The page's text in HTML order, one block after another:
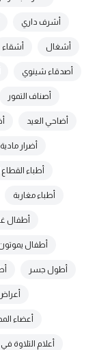
أشرف داري
أشغال أشقاء
أصدقاء شينوي
أصناف التمور
أضاحي العيد
أضرار مادية
أطباء القطاع
أطباء مغاربة
أطفال
أطفال
أطول جسر
أعضاء
أعلام التلاوة